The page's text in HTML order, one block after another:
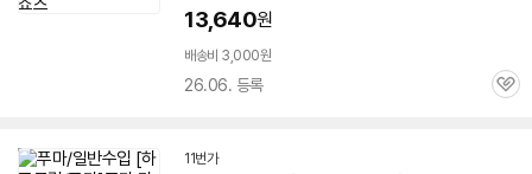
13,640원
배송비 3,000원
26.06. 등록
관
11번가